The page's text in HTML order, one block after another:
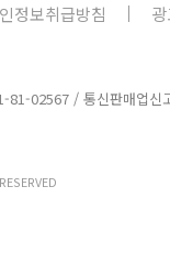
정보취급방침
81-02567 / 통신판매업